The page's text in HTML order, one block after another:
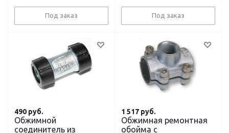
Под заказ Под заказ
Обжимной
соединитель из
490 руб.
Обжимная ремонтная
обойма с
1 517 руб.